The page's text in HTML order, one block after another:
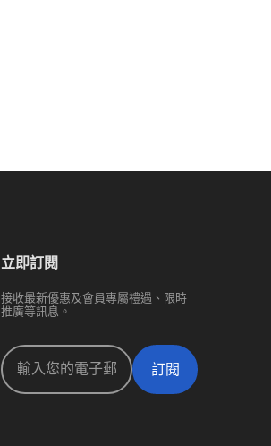
立即訂閱
接收最新優惠及會員專屬禮遇、限時
推廣等訊息。
訂閱